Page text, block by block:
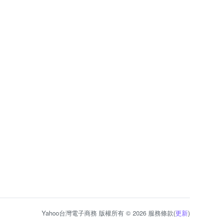
Yahoo台灣電子商務 版權所有 © 2026 服務條款(更新)